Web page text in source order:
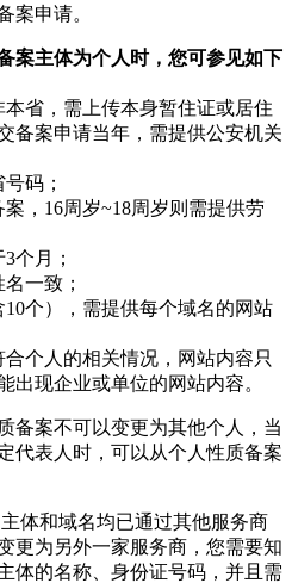
案申请。
案主体为个人时，您可参见如下
省，需上传本身暂住证或居住
备案申请当年，需提供公安机关
码；
，16周岁~18周岁则需提供劳
个月；
一致；
个），需提供每个域名的网站
个人的相关情况，网站内容只
出现企业或单位的网站内容。
备案不可以变更为其他个人，当
代表人时，可以从个人性质备案
体和域名均已通过其他服务商
更为另外一家服务商，您需要知
体的名称、身份证号码，并且需